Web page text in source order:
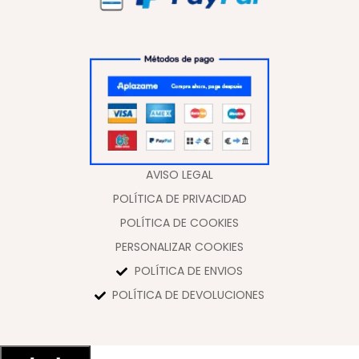
AVISO LEGAL
POLÍTICA DE PRIVACIDAD
POLÍTICA DE COOKIES
PERSONALIZAR COOKIES
POLÍTICA DE ENVIOS
POLÍTICA DE DEVOLUCIONES